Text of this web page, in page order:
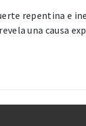
repentina e
una causa